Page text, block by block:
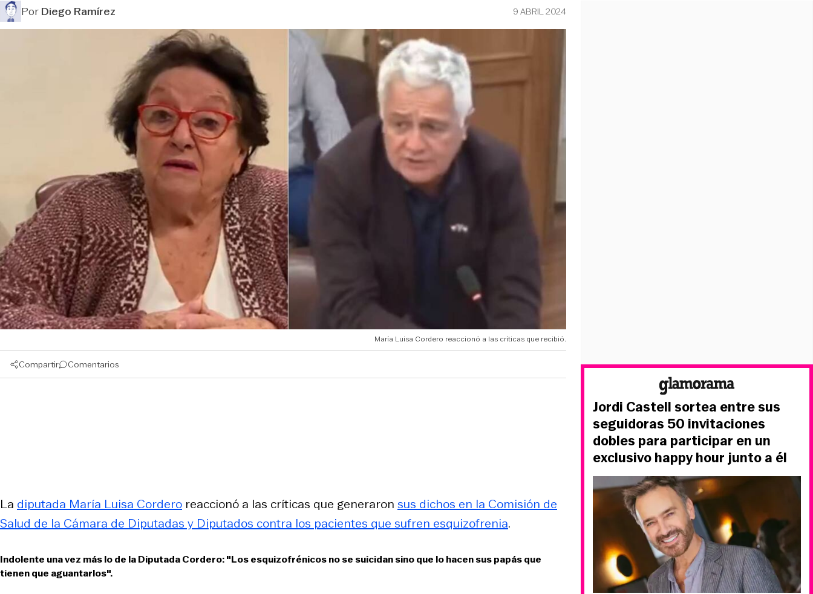
PorDiego Ramírez 9 ABRIL 2024
María Luisa Cordero reaccionó a las críticas que recibió.
Compartir Comentarios
La diputada María Luisa Cordero reaccionó a las críticas que generaron sus dichos en la Comisión de
Salud de la Cámara de Diputadas y Diputados contra los pacientes que sufren esquizofrenia.
Indolente una vez más lo de la Diputada Cordero: "Los esquizofrénicos no se suicidan sino que lo hacen sus papás que
tienen que aguantarlos".
Jordi Castell sortea entre sus
seguidoras 50 invitaciones
dobles para participar en un
exclusivo happy hour junto a él